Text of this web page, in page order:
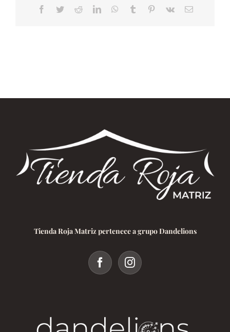
Saber
Facebook
TwitterRedditLinkedInWhatsApp
Tumblr Pinterest
Vk
Correo
Tienda Roja Matriz pertenece a grupo Dandelions